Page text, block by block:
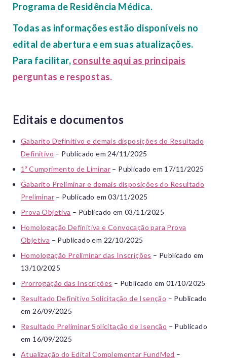
Programa de Residência Médica.
Todas as informações estão disponíveis no
edital de abertura e em suas atualizações.
Para facilitar,consulte aqui as principais
perguntas e respostas.
Editais e documentos
Gabarito Definitivo e demais disposições do Resultado
Definitivo – Publicado em 24/11/2025
1º Cumprimento de Liminar – Publicado em 17/11/2025
Gabarito Preliminar e demais disposições do Resultado
Preliminar – Publicado em 03/11/2025
Prova Objetiva – Publicado em 03/11/2025
Homologação Definitiva e Convocação para Prova
Objetiva – Publicado em 22/10/2025
Homologação Preliminar das Inscrições – Publicado em
13/10/2025
Prorrogação das Inscrições – Publicado em 01/10/2025
Resultado Definitivo Solicitação de Isenção – Publicado
em 26/09/2025
Resultado Preliminar Solicitação de Isenção – Publicado
em 16/09/2025
Atualização do Edital Complementar FundMed –